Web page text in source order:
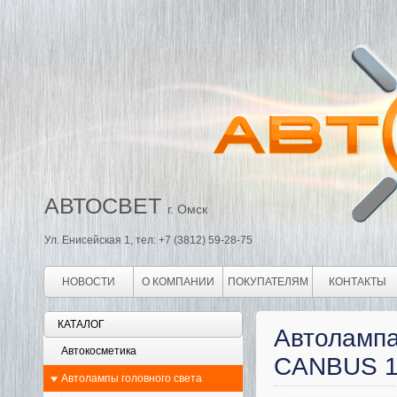
АВТОСВЕТ г. Омск
Ул. Енисейская 1, тел: +7 (3812) 59-28-75
НОВОСТИ О КОМПАНИИ ПОКУПАТЕЛЯМ КОНТАКТЫ
КАТАЛОГ
Автокосметика
Автолампы головного света
CANBUS